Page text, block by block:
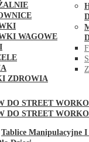
WAGOWE
ZDROWIA
DO STREET
DO STREET
Tablice Manipulacyjne I